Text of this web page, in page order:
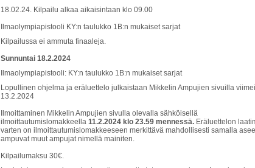
18.02.24. Kilpailu alkaa aikaisintaan klo 09.00
Ilmaolympiapistooli KY:n taulukko 1B:n mukaiset sarjat
Kilpailussa ei ammuta finaaleja.
Sunnuntai 18.2.2024
Ilmaolympiapistooli: KY:n taulukko 1B:n mukaiset sarjat
Lopullinen ohjelma ja eräluettelo julkaistaan Mikkelin Ampujien sivuilla
13.2.2024
Ilmoittaminen Mikkelin Ampujien sivulla olevalla sähköisellä
ilmoittautumislomakkeella 11.2.2024 klo 23.59 mennessä. Eräluettelon
varten on ilmoittautumislomakkeeseen merkittävä mahdollisesti samalla
ampuvat muut ampujat nimellä mainiten.
Kilpailumaksu 30€.